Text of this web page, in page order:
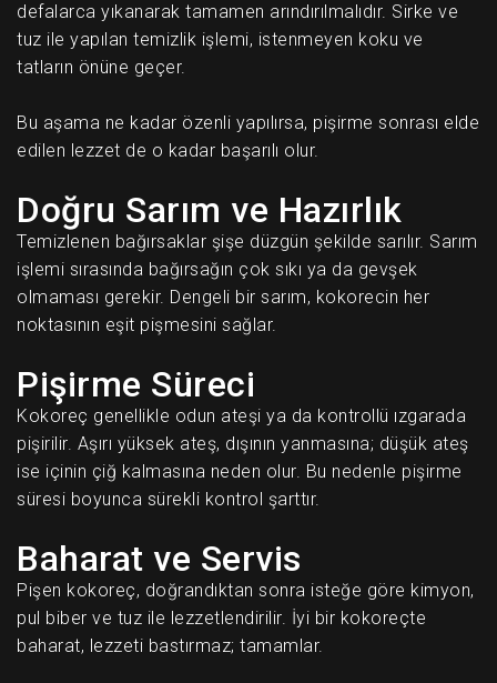
defalarca yıkanarak tamamen arındırılmalıdır. Sirke ve
tuz ile yapılan temizlik işlemi, istenmeyen koku ve
tatların önüne geçer.
Bu aşama ne kadar özenli yapılırsa, pişirme sonrası elde
edilen lezzet de o kadar başarılı olur.
Doğru Sarım ve Hazırlık
Temizlenen bağırsaklar şişe düzgün şekilde sarılır. Sarım
işlemi sırasında bağırsağın çok sıkı ya da gevşek
olmaması gerekir. Dengeli bir sarım, kokorecin her
noktasının eşit pişmesini sağlar.
Pişirme Süreci
Kokoreç genellikle odun ateşi ya da kontrollü ızgarada
pişirilir. Aşırı yüksek ateş, dışının yanmasına; düşük ateş
ise içinin çiğ kalmasına neden olur. Bu nedenle pişirme
süresi boyunca sürekli kontrol şarttır.
Baharat ve Servis
Pişen kokoreç, doğrandıktan sonra isteğe göre kimyon,
pul biber ve tuz ile lezzetlendirilir. İyi bir kokoreçte
baharat, lezzeti bastırmaz; tamamlar.